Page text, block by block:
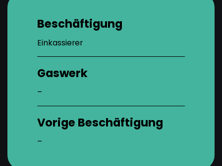
Beschäftigung
Einkassierer
Gaswerk
–
Vorige Beschäftigung
–